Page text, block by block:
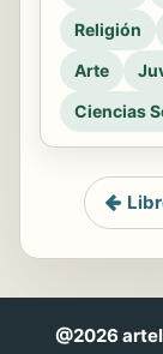
Religión
Arte
Ciencias
@2026